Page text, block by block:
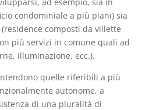
condominiale a più piani) sia
composti da villette
più servizi in comune quali ad
illuminazione, ecc.).
quelle riferibili a più
autonome, a
di una pluralità di